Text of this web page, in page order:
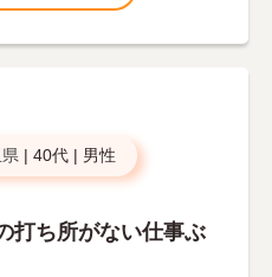
| 40代 | 男性
打ち所がない仕事ぶ